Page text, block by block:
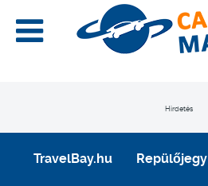
Hirdetés
TravelBay.hu Repülőjegy